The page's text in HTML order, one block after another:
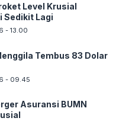
Level Krusial
Sedikit Lagi
- 13.00
Tembus 83 Dolar
- 09.45
Asuransi BUMN